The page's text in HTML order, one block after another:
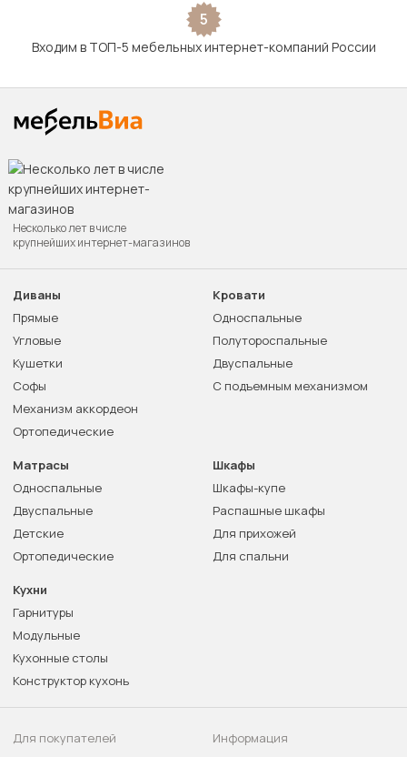
5
Входим в ТОП-5 мебельных интернет-компаний России
Несколько лет в числе
крупнейших интернет-магазинов
Диваны
Прямые
Угловые
Кушетки
Софы
Механизм аккордеон
Ортопедические
Кровати
Односпальные
Полутороспальные
Двуспальные
С подъемным механизмом
Матрасы
Односпальные
Двуспальные
Детские
Ортопедические
Шкафы
Шкафы-купе
Распашные шкафы
Для прихожей
Для спальни
Кухни
Гарнитуры
Модульные
Кухонные столы
Конструктор кухонь
Для покупателей
Информация